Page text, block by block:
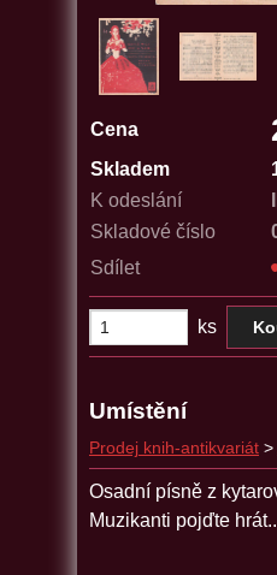
Cena
Skladem
K odeslání
Skladové číslo
Sdílet
ks
Umístění
Prodej knih-antikvariát >
Osadní písně z
Muzikanti pojďte hrát..